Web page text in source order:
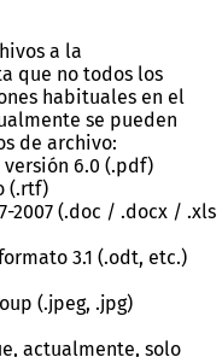
a la
que no todos los
habituales en el
se pueden
de archivo:
6.0 (.pdf)
(.rtf)
2007 (.doc / .docx / .xls
3.1 (.odt, etc.)
(.jpeg, .jpg)
actualmente, solo